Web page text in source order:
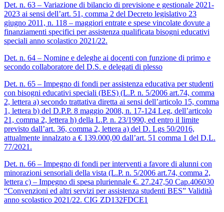
Det. n. 63 – Variazione di bilancio di previsione e gestionale 2021-
2023 ai sensi dell’art. 51, comma 2 del Decreto legislativo 23
giugno 2011, n. 118 – maggiori entrate e spese vincolate dovute a
finanziamenti specifici per assistenza qualificata bisogni educativi
speciali anno scolastico 2021/22.
Det. n. 64 – Nomine e deleghe ai docenti con funzione di primo e
secondo collaboratore del D.S. e delegati di plesso
Det. n. 65 – Impegno di fondi per assistenza educativa per studenti
con bisogni educativi speciali (BES) (L.P. n. 5/2006 art.74, comma
2, lettera a) secondo trattativa diretta ai sensi dell’articolo 15, comma
1, lettera b) del D.P.P. 8 maggio 2008, n. 17-124 Leg, dell’articolo
21, comma 2, lettera h) della L.P. n. 23/1990, ed entro il limite
previsto dall’art. 36, comma 2, lettera a) del D. Lgs 50/2016,
attualmente innalzato a € 139.000,00 dall’art. 51 comma 1 del D.L.
77/2021.
Det. n. 66 – Impegno di fondi per interventi a favore di alunni con
minorazioni sensoriali della vista (L.P. n. 5/2006 art.74, comma 2,
lettera c) – Impegno di spesa pluriennale €. 27.247,50 Cap.406030
“Convenzioni ed altri servizi per assistenza studenti BES” Validità
anno scolastico 2021/22. CIG ZD132FDCE1